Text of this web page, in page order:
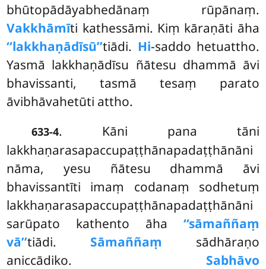
bhūtopādāyabhedānaṃ rūpānaṃ.
Vakkhāmīti kathessāmi. Kiṃ kāraṇāti āha
‘‘lakkhaṇādīsū’’tiādi. Hi-saddo hetuattho.
Yasmā lakkhaṇādīsu ñātesu dhammā āvi
bhavissanti, tasmā tesaṃ parato
āvibhāvahetūti attho.
633-4. Kāni pana tāni
lakkhaṇarasapaccupaṭṭhānapadaṭṭhānāni
nāma, yesu ñātesu dhammā āvi
bhavissantīti imaṃ codanaṃ sodhetuṃ
lakkhaṇarasapaccupaṭṭhānapadaṭṭhānāni
sarūpato kathento āha ‘‘sāmaññaṃ
vā’’tiādi. Sāmaññaṃ sādhāraṇo
aniccādiko. Sabhāvo